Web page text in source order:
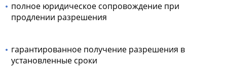
полное юридическое сопровождение при
продлении разрешения
гарантированное получение разрешения в
установленные сроки